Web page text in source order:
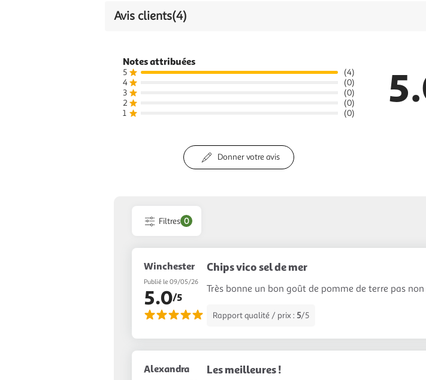
Avis clients(4)
Notes attribuées
5
(4)
4
(0)
3
(0)
2
(0)
1
(0)
Donner votre avis
Filtres 0
Winchester
Publié le 09/05/26
5.0/5
Chips vico sel de mer
Très bonne un bon goût de pomme de terre pas
Rapport qualité / prix : 5/5
Alexandra Les meilleures !